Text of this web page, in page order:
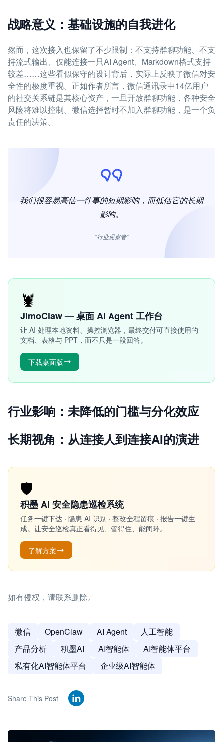
战略意义：基础设施的自我进化
然而，这次接入也保留了不少限制：不支持群聊功能、不支
持流式输出、仅能连接一只AI Agent、Markdown格式支持
较差……这些看似保守的设计背后，实际上反映了微信对安
全性的极度重视。正如作者所言，微信通讯录中14亿用户
的社交关系链是其核心资产，一旦开放群聊功能，各种安全
风险将难以控制。微信选择暂时不加入群聊功能，是一个负
责任的决策。
我们很容易高估一件事的短期影响，而低估它的长期
影响。
“行业观察者”
🦞
JimoClaw — 桌面 AI Agent 工作台
让 AI 处理本地资料、操控浏览器，最终交付可直接使用的
文档、表格与 PPT，而不只是一段回答。
下载桌面版
行业影响：未降低的门槛与分化效应
长期视角：从连接人到连接AI的演进
🛡️
积墨 AI 安全隐患巡检系统
任务一键下达 · 隐患 AI 识别 · 整改全程留痕 · 报告一键生
成。让安全巡检真正看得见、管得住、能闭环。
了解方案
如有侵权，请联系删除。
微信 OpenClaw AI Agent
人工智能
产品分析
积墨AI AI智能体
AI智能体平台
私有化AI智能体平台
企业级AI智能体
Share This Post